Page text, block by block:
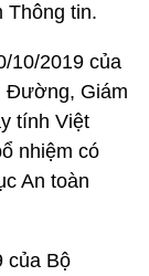
Thông tin.
10/2019 của
Đường, Giám
tính Việt
nhiệm có
An toàn
của Bộ